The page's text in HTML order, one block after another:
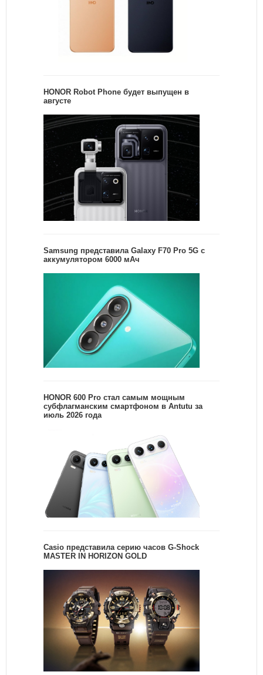
HONOR Robot Phone будет выпущен в
августе
Samsung представила Galaxy F70 Pro 5G с
аккумулятором 6000 мАч
HONOR 600 Pro стал самым мощным
субфлагманским смартфоном в Antutu за
июль 2026 года
Casio представила серию часов G-Shock
MASTER IN HORIZON GOLD